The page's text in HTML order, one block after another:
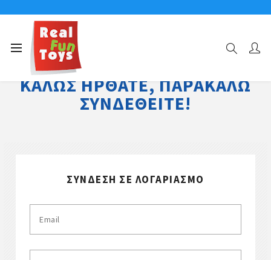
ΚΑΛΏΣ ΉΡΘΑΤΕ, ΠΑΡΑΚΑΛΏ
ΣΥΝΔΕΘΕΊΤΕ!
ΣΎΝΔΕΣΗ ΣΕ ΛΟΓΑΡΙΑΣΜΌ